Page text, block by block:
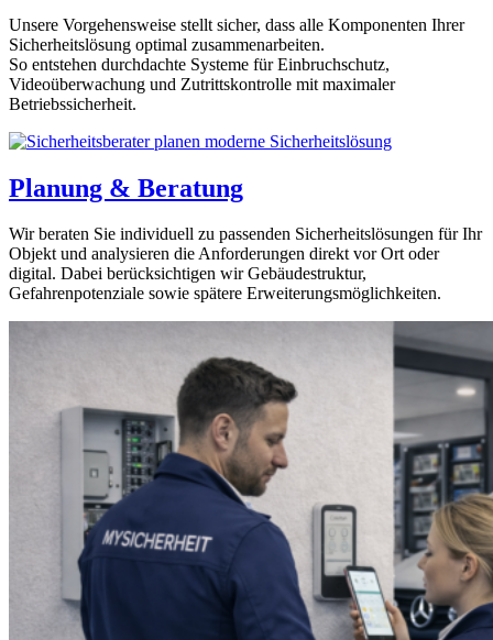
Unsere Vorgehensweise stellt sicher, dass alle Komponenten Ihrer
Sicherheitslösung optimal zusammenarbeiten.
So entstehen durchdachte Systeme für Einbruchschutz,
Videoüberwachung und Zutrittskontrolle mit maximaler
Betriebssicherheit.
Planung & Beratung
Wir beraten Sie individuell zu passenden Sicherheitslösungen für Ihr
Objekt und analysieren die Anforderungen direkt vor Ort oder
digital. Dabei berücksichtigen wir Gebäudestruktur,
Gefahrenpotenziale sowie spätere Erweiterungsmöglichkeiten.